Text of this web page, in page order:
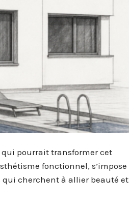
qui pourrait transformer cet
fonctionnel, s’impose
cherchent à allier beauté et